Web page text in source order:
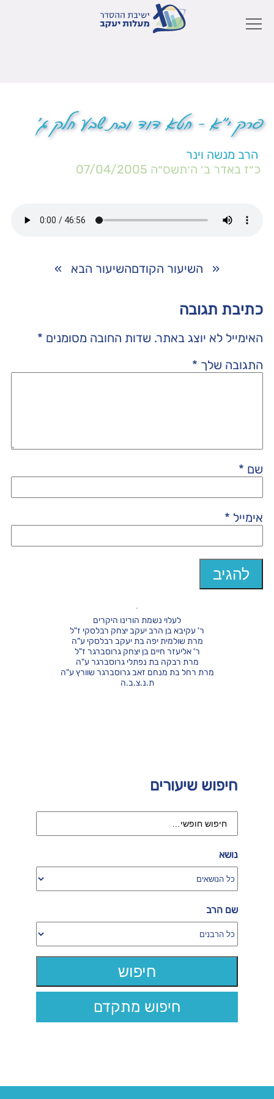
פרק י"א – חטא דוד ובת שבע חלק ג'
הרב מנשה וינר
כ״ז באדר ב׳ ה׳תשס״ה 07/04/2005
« השיעור הקודםהשיעור הבא »
כתיבת תגובה
האימייל לא יוצג באתר. שדות החובה מסומנים *
התגובה שלך *
שם *
אימייל *
חיפוש שיעורים
נושא
שם הרב
חיפוש מתקדם
לעלוי נשמת הורינו היקרים
ר' עקיבא בן הרב יעקב יצחק רבלסקי ז"ל
מרת שולמית יפה בת יעקב רבלסקי ע"ה
ר' אליעזר חיים בן יצחק גרוסברגר ז"ל
מרת רבקה בת נפתלי גרוסברגר ע"ה
מרת רחל בת מנחם זאב גרוסברגר שוורץ ע"ה
ת.נ.צ.ב.ה